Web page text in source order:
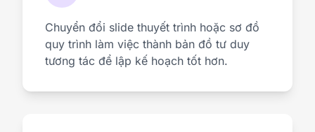
Chuyển đổi slide thuyết trình hoặc sơ đồ
quy trình làm việc thành bản đồ tư duy
tương tác để lập kế hoạch tốt hơn.